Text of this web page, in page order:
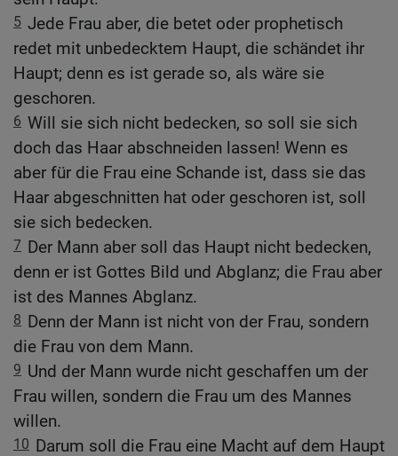
5 Jede Frau aber, die betet oder prophetisch
redet mit unbedecktem Haupt, die schändet ihr
Haupt; denn es ist gerade so, als wäre sie
geschoren.
6 Will sie sich nicht bedecken, so soll sie sich
doch das Haar abschneiden lassen! Wenn es
aber für die Frau eine Schande ist, dass sie das
Haar abgeschnitten hat oder geschoren ist, soll
sie sich bedecken.
7 Der Mann aber soll das Haupt nicht bedecken,
denn er ist Gottes Bild und Abglanz; die Frau aber
ist des Mannes Abglanz.
8 Denn der Mann ist nicht von der Frau, sondern
die Frau von dem Mann.
9 Und der Mann wurde nicht geschaffen um der
Frau willen, sondern die Frau um des Mannes
willen.
10 Darum soll die Frau eine Macht auf dem Haupt